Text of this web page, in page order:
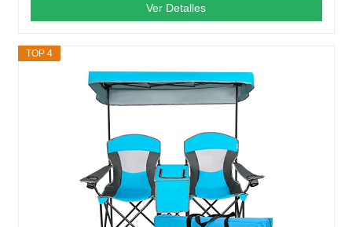
Ver Detalles
TOP 4